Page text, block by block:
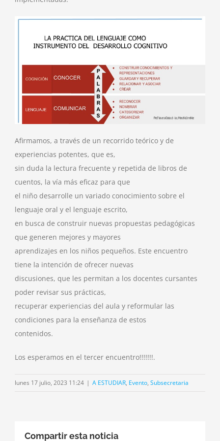
Afirmamos, a través de un recorrido teórico y de
experiencias potentes, que es,
sin duda la lectura frecuente y repetida de libros de
cuentos, la vía más eficaz para que
el niño desarrolle un variado conocimiento sobre el
lenguaje oral y el lenguaje escrito,
en busca de construir nuevas propuestas pedagógicas
que generen mejores y mayores
aprendizajes en los niños pequeños. Este encuentro
tiene la intención de ofrecer nuevas
discusiones, que les permitan a los docentes cursantes
poder revisar sus prácticas,
recuperar experiencias del aula y reformular las
condiciones para la enseñanza de estos
contenidos.
Los esperamos en el tercer encuentro!!!!!!!.
lunes 17 julio, 2023 11:24 | A ESTUDIAR, Evento, Subsecretaria
Compartir esta noticia